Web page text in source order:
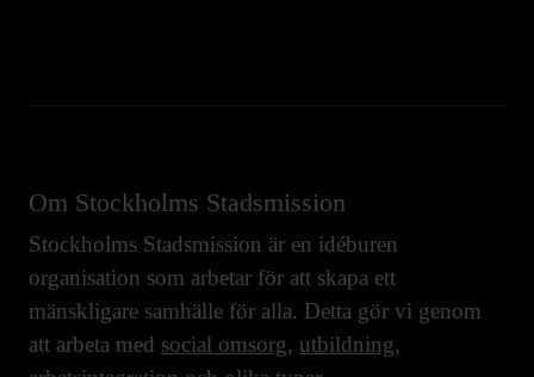
Om Stockholms Stadsmission
Stockholms Stadsmission är en idéburen
organisation som arbetar för att skapa ett
mänskligare samhälle för alla. Detta gör vi genom
att arbeta med social omsorg, utbildning,